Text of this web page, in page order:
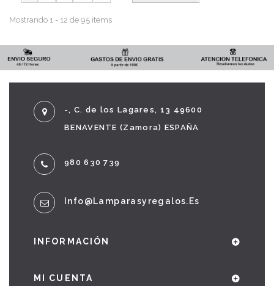
Mostrando 1 - 12 de 95 items
-, C. de los Lagares, 13 49600
BENAVENTE (Zamora) ESPAÑA
980 630 739
Info@lamparasyregalos.es
INFORMACIÓN
MI CUENTA